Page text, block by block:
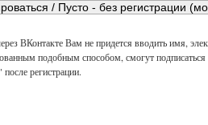
ВКонтакте Вам не придется вводить имя,
подобным способом, смогут
регистрации.